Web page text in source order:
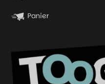
Panier